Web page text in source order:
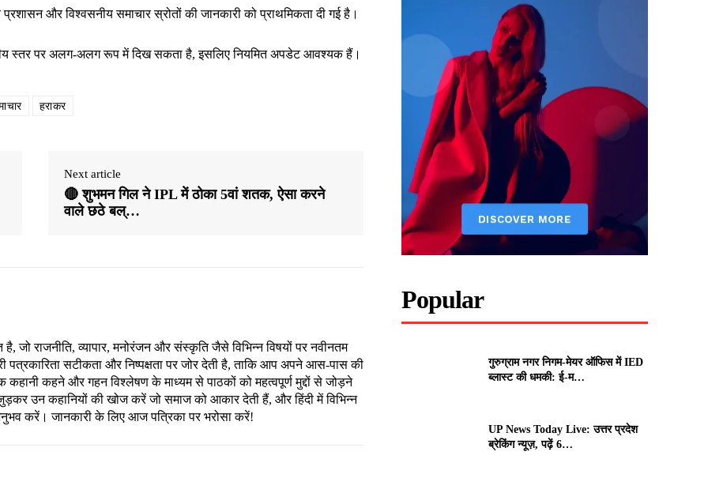
और विश्वसनीय समाचार स्रोतों की जानकारी को प्राथमिकता दी गई है।
स्तर पर अलग-अलग रूप में दिख सकता है, इसलिए नियमित अपडेट आवश्यक हैं।
हराकर
Next article
🔴 शुभमन गिल ने IPL में ठोका 5वां शतक, ऐसा करने
वाले छठे बल्…
राजनीति, व्यापार, मनोरंजन और संस्कृति जैसे विभिन्न विषयों पर नवीनतम
पत्रकारिता सटीकता और निष्पक्षता पर जोर देती है, ताकि आप अपने आस-पास की
कहने और गहन विश्लेषण के माध्यम से पाठकों को महत्वपूर्ण मुद्दों से जोड़ने
उन कहानियों की खोज करें जो समाज को आकार देती हैं, और हिंदी में विभिन्न
करें। जानकारी के लिए आज पत्रिका पर भरोसा करें!
Popular
गुरुग्राम नगर निगम-मेयर ऑफिस में IED
ब्लास्ट की धमकी: ई-म…
UP News Today Live: उत्तर प्रदेश
ब्रेकिंग न्यूज़, पढ़ें 6…